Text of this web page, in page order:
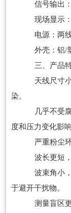
信号输出：(4
现场显示：
电源：两线制
外壳：铝/
三、产品特
天线尺寸小，
染。
几乎不受腐蚀
度和压力变化影响
严重粉尘环境
波长更短，对
波束角小，能
于避开干扰物。
测量盲区更小